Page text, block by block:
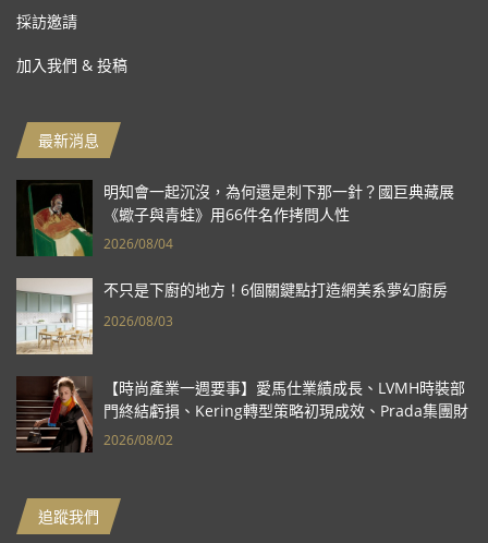
採訪邀請
加入我們 & 投稿
最新消息
明知會一起沉沒，為何還是刺下那一針？國巨典藏展
《蠍子與青蛙》用66件名作拷問人性
2026/08/04
不只是下廚的地方！6個關鍵點打造網美系夢幻廚房
2026/08/03
【時尚產業一週要事】愛馬仕業績成長、LVMH時裝部
門終結虧損、Kering轉型策略初現成效、Prada集團財
報亮眼
2026/08/02
追蹤我們